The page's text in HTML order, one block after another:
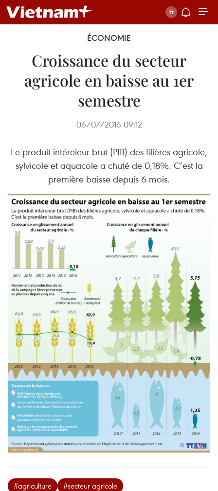
ÉCONOMIE
Croissance du secteur
agricole en baisse au 1er
semestre
06/07/2016 09:12
Le produit intéreieur brut (PIB) des filières agricole,
sylvicole et aquacole a chuté de 0,18%. C’est la
première baisse depuis 6 mois.
#agriculture #secteur agricole